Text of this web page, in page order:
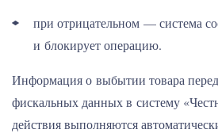
при отрицательном — система
и блокирует операцию.
Информация о выбытии товара
фискальных данных в систему
действия выполняются